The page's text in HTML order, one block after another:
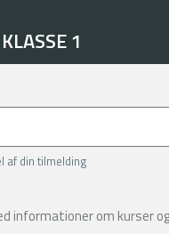
1
af din tilmelding
informationer om kurser